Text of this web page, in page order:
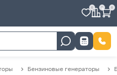
0 0 0
Бензиновые генераторы